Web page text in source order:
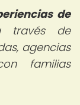
de
de
agencias
familias